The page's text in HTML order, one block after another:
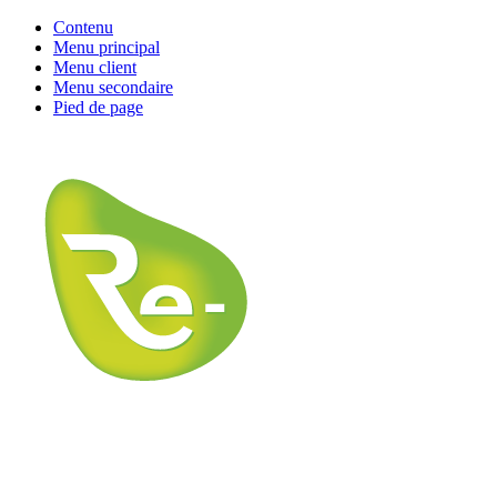
Contenu
Menu principal
Menu client
Menu secondaire
Pied de page